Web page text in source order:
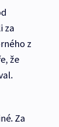
za
z
že
Za